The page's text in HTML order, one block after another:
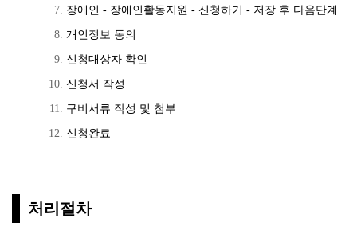
장애인 - 장애인활동지원 - 신청하기 - 저장 후 다음단계
개인정보 동의
신청대상자 확인
신청서 작성
구비서류 작성 및 첨부
신청완료
처리절차